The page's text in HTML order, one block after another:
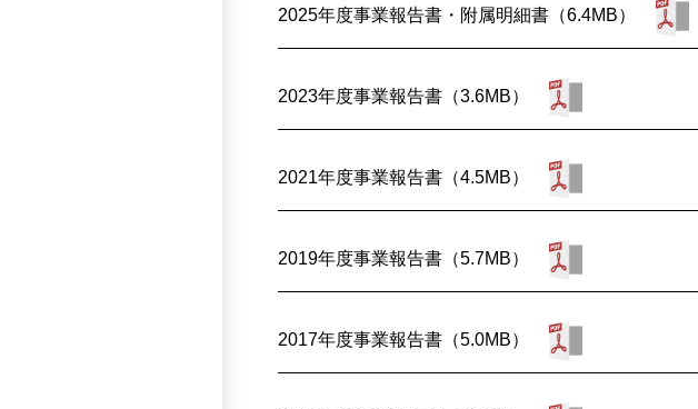
2025年度事業報告書・附属明細書（6.4MB）
2023年度事業報告書（3.6MB）
2021年度事業報告書（4.5MB）
2019年度事業報告書（5.7MB）
2017年度事業報告書（5.0MB）